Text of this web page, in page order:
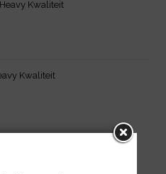
Kwaliteit
Kwaliteit